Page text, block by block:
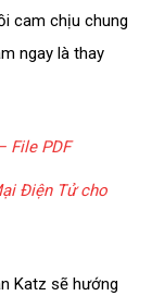
cam chịu chung
ngay là thay
File PDF
Điện Tử cho
Katz sẽ hướng